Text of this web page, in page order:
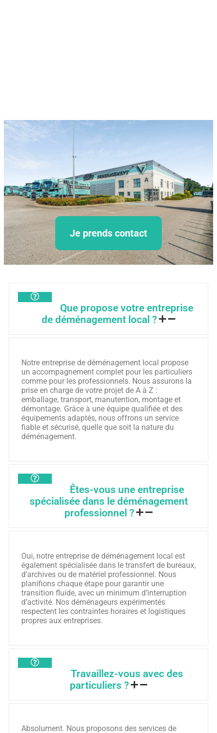
Je prends contact
Que propose votre entreprise
de déménagement local ?
Notre entreprise de déménagement local propose
un accompagnement complet pour les particuliers
comme pour les professionnels. Nous assurons la
prise en charge de votre projet de A à Z :
emballage, transport, manutention, montage et
démontage. Grâce à une équipe qualifiée et des
équipements adaptés, nous offrons un service
fiable et sécurisé, quelle que soit la nature du
déménagement.
Êtes-vous une entreprise
spécialisée dans le déménagement
professionnel ?
Oui, notre entreprise de déménagement local est
également spécialisée dans le transfert de bureaux,
d’archives ou de matériel professionnel. Nous
planifions chaque étape pour garantir une
transition fluide, avec un minimum d’interruption
d’activité. Nos déménageurs expérimentés
respectent les contraintes horaires et logistiques
propres aux entreprises.
Travaillez-vous avec des
particuliers ?
Absolument. Nous proposons des services de